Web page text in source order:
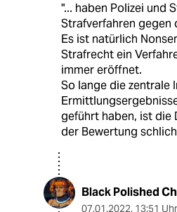
"... haben Polizei und
Strafverfahren gegen
Es ist natürlich
Strafrecht ein
immer eröffnet.
So lange die zentrale
geführt haben, ist die
der Bewertung
Black Polished
07.01.2022, 13:51 Uhr